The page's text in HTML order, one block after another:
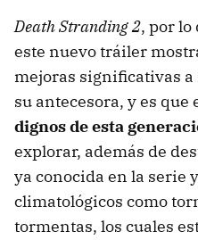
Death Stranding 2, por lo
este nuevo tráiler
mejoras significativas
su antecesora, y es que
dignos de esta
explorar, además de
ya conocida en la serie
climatológicos como
tormentas, los cuales